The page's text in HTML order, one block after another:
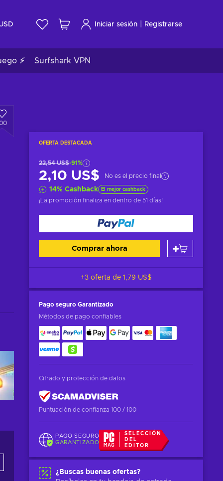
Iniciar sesión Registrarse
⚡ Surfshark VPN
OFERTA DESTACADA
22,54 US$-91%
2,10 US$ No es el precio final
14% Cashback El mejor cashback
¡La promoción finaliza en dentro de 51 días!
Comprar ahora
+3 oferta de 1,79 US$
Pago seguro Garantizado
Métodos de pago confiables
Cifrado y protección de datos
Puntuación de confianza 100 / 100
PAGO SEGURO
GARANTIZADO
SELECCIÓN
DEL
EDITOR
¿Buscas buenas ofertas?